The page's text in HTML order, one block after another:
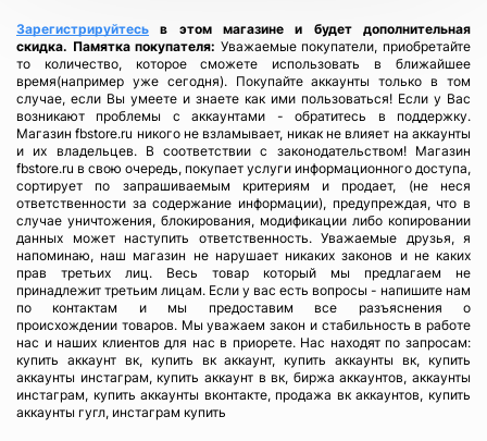
Зарегистрируйтесь
в этом магазине и будет дополнительная
скидка. Памятка покупателя: Уважаемые покупатели, приобретайте
то количество, которое сможете использовать в ближайшее
время(например уже сегодня). Покупайте аккаунты только в том
случае, если Вы умеете и знаете как ими пользоваться! Если у Вас
возникают проблемы с аккаунтами - обратитесь в поддержку.
Магазин fbstore.ru никого не взламывает, никак не влияет на аккаунты
и их владельцев. В соответствии с законодательством! Магазин
fbstore.ru в свою очередь, покупает услуги информационного доступа,
сортирует по запрашиваемым критериям и продает, (не неся
ответственности за содержание информации), предупреждая, что в
случае уничтожения, блокирования, модификации либо копировании
данных может наступить ответственность. Уважаемые друзья, я
напоминаю, наш магазин не нарушает никаких законов и не каких
прав третьих лиц. Весь товар который мы предлагаем не
принадлежит третьим лицам. Если у вас есть вопросы - напишите нам
по контактам и мы предоставим все разъяснения о
происхождении товаров. Мы уважаем закон и стабильность в работе
нас и наших клиентов для нас в приорете. Нас находят по запросам:
купить аккаунт вк, купить вк аккаунт, купить аккаунты вк, купить
аккаунты инстаграм, купить аккаунт в вк, биржа аккаунтов, аккаунты
инстаграм, купить аккаунты вконтакте, продажа вк аккаунтов, купить
аккаунты гугл, инстаграм купить